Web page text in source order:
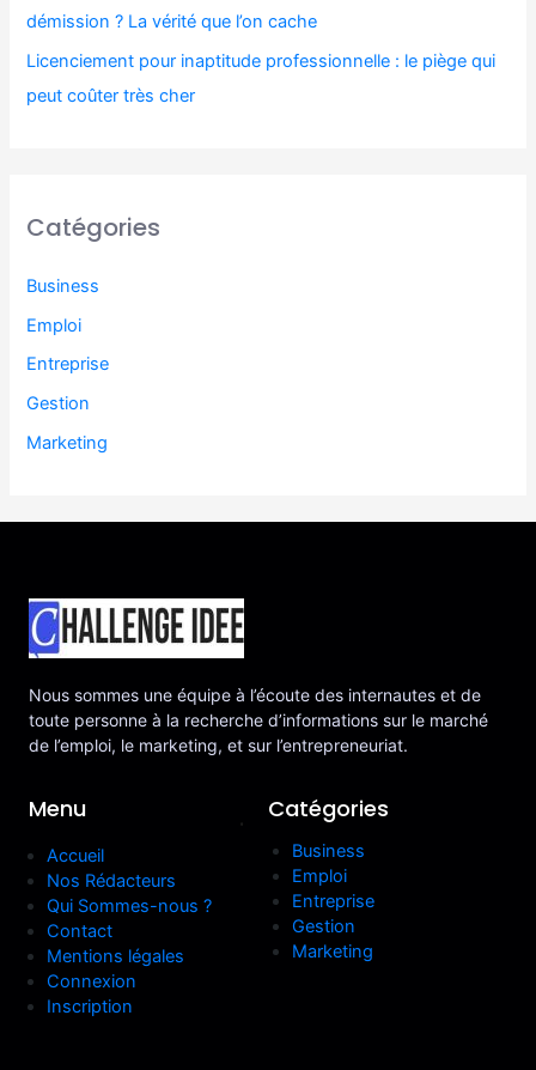
démission ? La vérité que l’on cache
Licenciement pour inaptitude professionnelle : le piège qui
peut coûter très cher
Catégories
Business
Emploi
Entreprise
Gestion
Marketing
Nous sommes une équipe à l’écoute des internautes et de
toute personne à la recherche d’informations sur le marché
de l’emploi, le marketing, et sur l’entrepreneuriat.
Menu
Accueil
Nos Rédacteurs
Qui Sommes-nous ?
Contact
Mentions légales
Connexion
Inscription
Catégories
.
Business
Emploi
Entreprise
Gestion
Marketing